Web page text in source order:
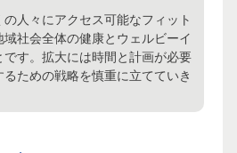
人々にアクセス可能なフィット
社会全体の健康とウェルビーイ
です。拡大には時間と計画が必要
ための戦略を慎重に立てていき